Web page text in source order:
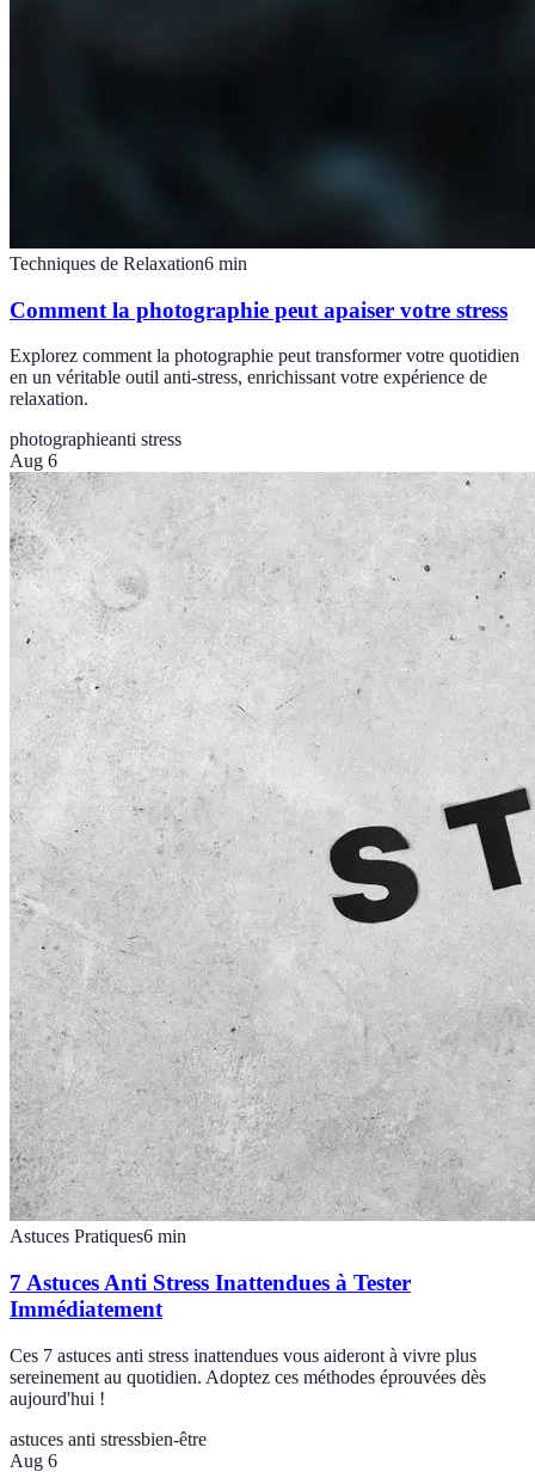
Techniques de Relaxation6 min
Comment la photographie peut apaiser votre stress
Explorez comment la photographie peut transformer votre quotidien
en un véritable outil anti-stress, enrichissant votre expérience de
relaxation.
photographieanti stress
Aug 6
Astuces Pratiques6 min
7 Astuces Anti Stress Inattendues à Tester
Immédiatement
Ces 7 astuces anti stress inattendues vous aideront à vivre plus
sereinement au quotidien. Adoptez ces méthodes éprouvées dès
aujourd'hui !
astuces anti stressbien-être
Aug 6